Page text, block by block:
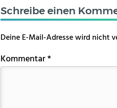
Schreibe einen
Deine E-Mail-Adresse wird nicht
Kommentar*